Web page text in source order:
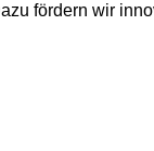
fördern wir